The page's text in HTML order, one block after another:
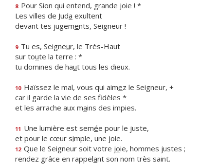
8 Pour Sion qui entend, grande joie ! *
Les villes de Juda exultent
devant tes jugements, Seigneur !
9 Tu es, Seigneur, le Très-Haut
sur toute la terre : *
tu domines de haut tous les dieux.
10 Haïssez le mal, vous qui aimez le Seigneur, +
car il garde la vie de ses fidèles *
et les arrache aux mains des impies.
11 Une lumière est semée pour le juste,
et pour le cœur simple, une joie.
12 Que le Seigneur soit votre joie, hommes justes ;
rendez grâce en rappelant son nom très saint.